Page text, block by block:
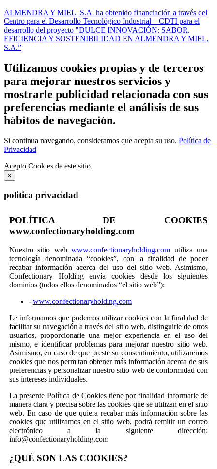
ALMENDRA Y MIEL, S.A. ha obtenido financiación a través del
Centro para el Desarrollo Tecnológico Industrial – CDTI para el
desarrollo del proyecto "DULCE INNOVACIÓN: SABOR,
EFICIENCIA Y SOSTENIBILIDAD EN ALMENDRA Y MIEL,
S.A.”
Utilizamos cookies propias y de terceros
para mejorar nuestros servicios y
mostrarle publicidad relacionada con sus
preferencias mediante el análisis de sus
hábitos de navegación.
Si continua navegando, consideramos que acepta su uso. Política de
Privacidad
Acepto Cookies de este sitio.
×
politica privacidad
POLÍTICA DE COOKIES
www.confectionaryholding.com
Nuestro sitio webwww.confectionaryholding.com utiliza una
tecnología denominada “cookies”, con la finalidad de poder
recabar información acerca del uso del sitio web. Asimismo,
Confectionary Holding envía cookies desde los siguientes
dominios (todos ellos denominados “el sitio web”):
- www.confectionaryholding.com
Le informamos que podemos utilizar cookies con la finalidad de
facilitar su navegación a través del sitio web, distinguirle de otros
usuarios, proporcionarle una mejor experiencia en el uso del
mismo, e identificar problemas para mejorar nuestro sitio web.
Asimismo, en caso de que preste su consentimiento, utilizaremos
cookies que nos permitan obtener más información acerca de sus
preferencias y personalizar nuestro sitio web de conformidad con
sus intereses individuales.
La presente Política de Cookies tiene por finalidad informarle de
manera clara y precisa sobre las cookies que se utilizan en el sitio
web. En caso de que quiera recabar más información sobre las
cookies que utilizamos en el sitio web, podrá remitir un correo
electrónico a la siguiente dirección:
info@confectionaryholding.com
¿QUÉ SON LAS COOKIES?